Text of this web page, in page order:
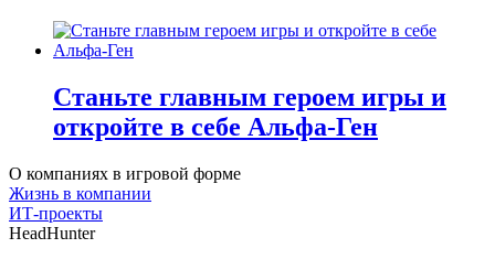
Станьте главным героем игры и
откройте в себе Альфа-Ген
О компаниях в игровой форме
Жизнь в компании
ИТ-проекты
HeadHunter